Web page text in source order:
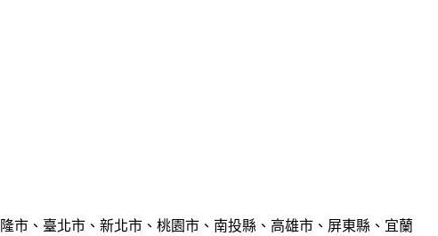
市、臺北市、新北市、桃園市、南投縣、高雄市、屏東縣、宜蘭